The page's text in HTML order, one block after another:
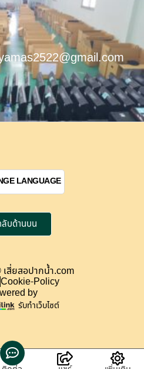
สี่ยสอปากน้ำ.com
Cookie-Policy
by
รับทำเว็บไซต์
LANGUAGE
บด้านบน